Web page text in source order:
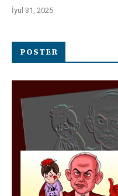
İyul 31, 2025
POSTER